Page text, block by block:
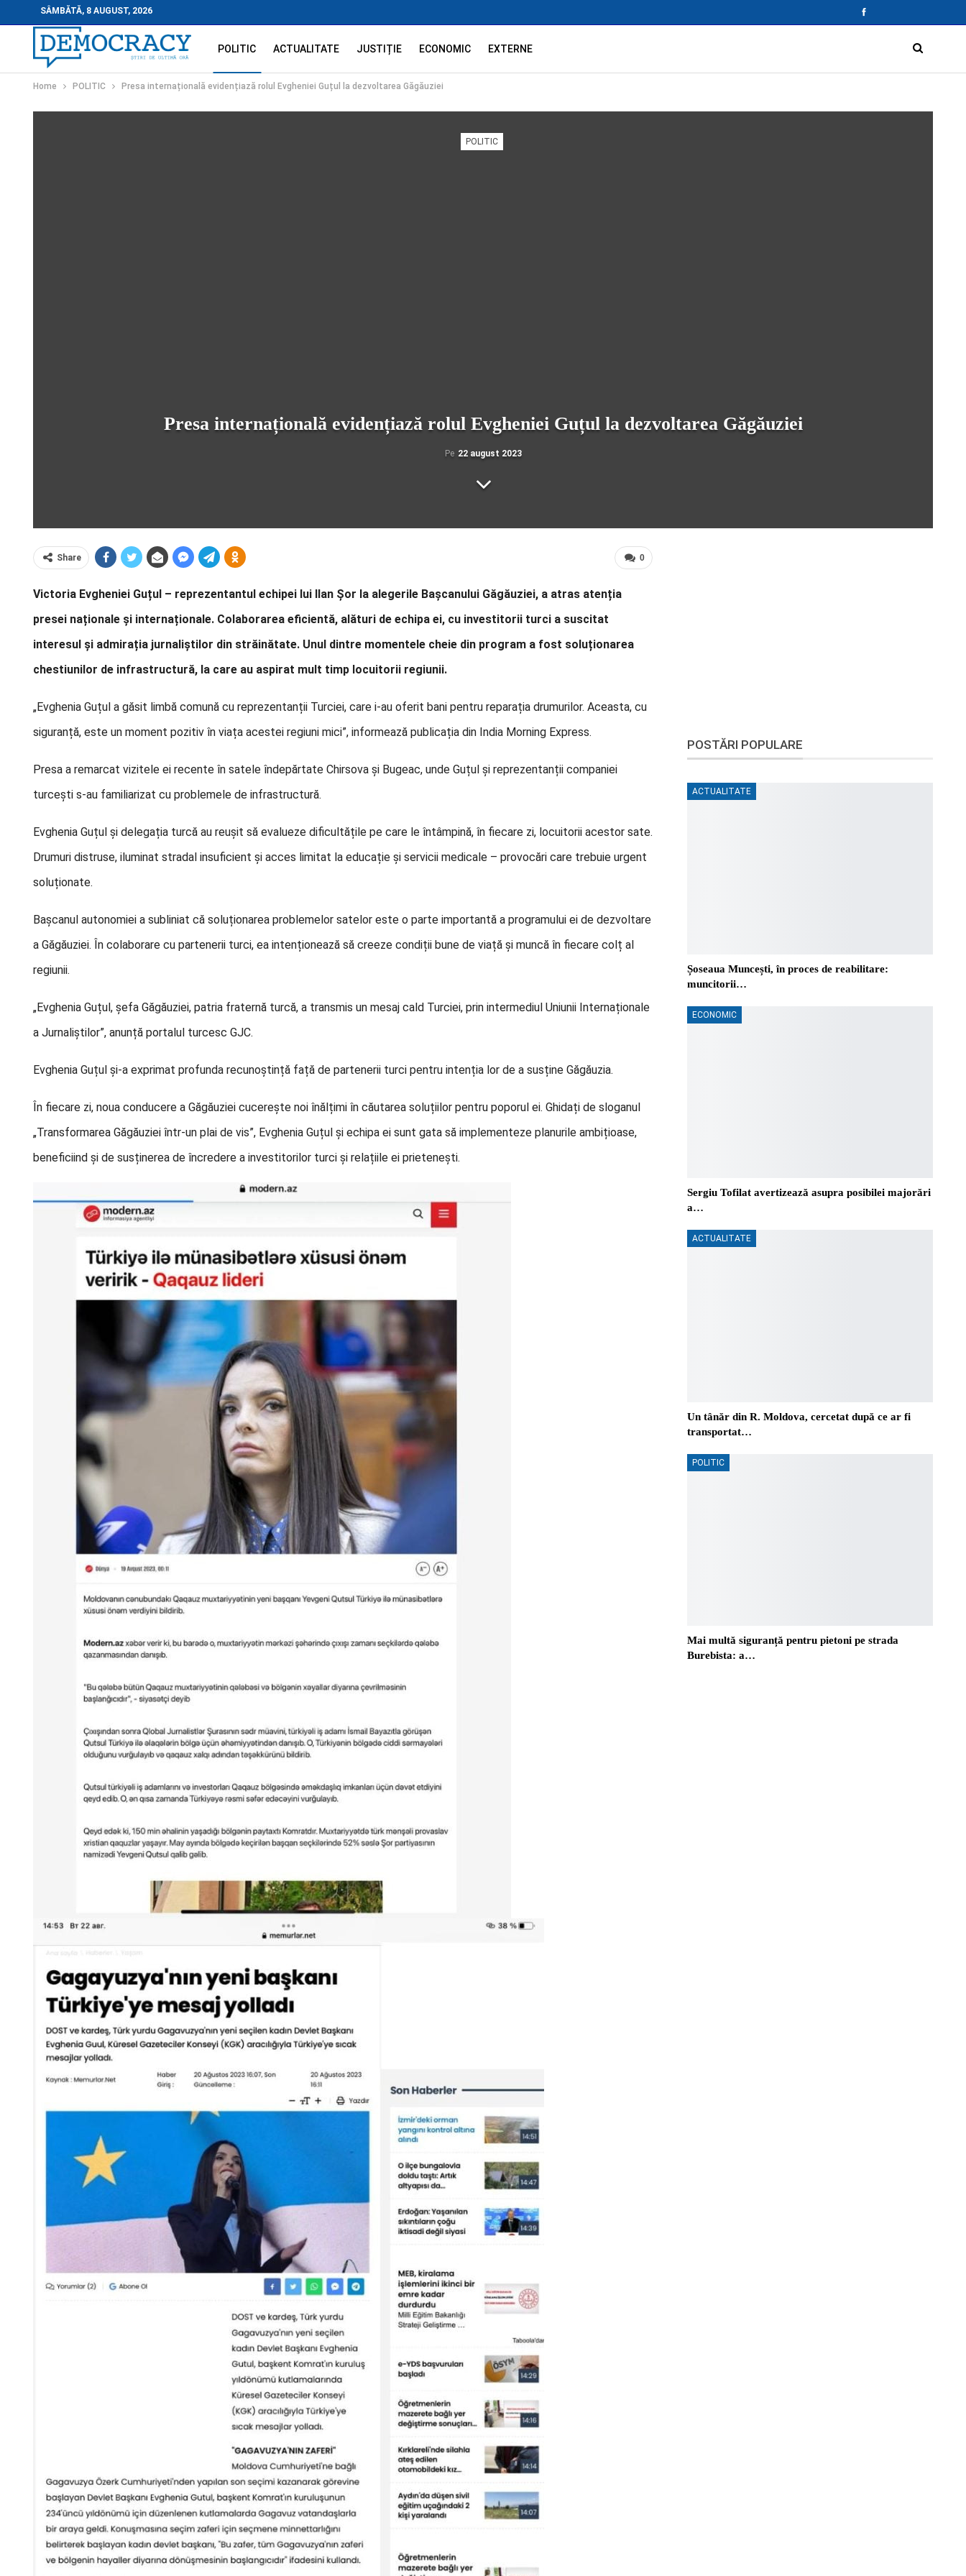
SÂMBĂTĂ, 8 AUGUST, 2026
POLITIC ACTUALITATE JUSTIȚIE ECONOMIC EXTERNE
Home POLITIC Presa internațională evidențiază rolul Evgheniei Guțul la dezvoltarea Găgăuziei
POLITIC
Presa internațională evidențiază rolul Evgheniei Guțul la dezvoltarea Găgăuziei
Pe 22 august 2023
0
Share
Victoria Evgheniei Guțul – reprezentantul echipei lui Ilan Șor la alegerile Bașcanului Găgăuziei, a atras atenția
presei naționale și internaționale. Colaborarea eficientă, alături de echipa ei, cu investitorii turci a suscitat
interesul și admirația jurnaliștilor din străinătate. Unul dintre momentele cheie din program a fost soluționarea
chestiunilor de infrastructură, la care au aspirat mult timp locuitorii regiunii.
„Evghenia Guțul a găsit limbă comună cu reprezentanții Turciei, care i-au oferit bani pentru reparația drumurilor. Aceasta, cu
siguranță, este un moment pozitiv în viața acestei regiuni mici”, informează publicația din India Morning Express.
Presa a remarcat vizitele ei recente în satele îndepărtate Chirsova și Bugeac, unde Guțul și reprezentanții companiei
turcești s-au familiarizat cu problemele de infrastructură.
Evghenia Guțul și delegația turcă au reușit să evalueze dificultățile pe care le întâmpină, în fiecare zi, locuitorii acestor sate.
Drumuri distruse, iluminat stradal insuficient și acces limitat la educație și servicii medicale – provocări care trebuie urgent
soluționate.
Bașcanul autonomiei a subliniat că soluționarea problemelor satelor este o parte importantă a programului ei de dezvoltare
a Găgăuziei. În colaborare cu partenerii turci, ea intenționează să creeze condiții bune de viață și muncă în fiecare colț al
regiunii.
„Evghenia Guțul, șefa Găgăuziei, patria fraternă turcă, a transmis un mesaj cald Turciei, prin intermediul Uniunii Internaționale
a Jurnaliștilor”, anunță portalul turcesc GJC.
Evghenia Guțul și-a exprimat profunda recunoștință față de partenerii turci pentru intenția lor de a susține Găgăuzia.
În fiecare zi, noua conducere a Găgăuziei cucerește noi înălțimi în căutarea soluțiilor pentru poporul ei. Ghidați de sloganul
„Transformarea Găgăuziei într-un plai de vis”, Evghenia Guțul și echipa ei sunt gata să implementeze planurile ambițioase,
beneficiind și de susținerea de încredere a investitorilor turci și relațiile ei prietenești.
POSTĂRI POPULARE
ACTUALITATE
Șoseaua Muncești, în proces de reabilitare:
muncitorii…
ECONOMIC
Sergiu Tofilat avertizează asupra posibilei majorări
a…
ACTUALITATE
Un tânăr din R. Moldova, cercetat după ce ar fi
transportat…
POLITIC
Mai multă siguranță pentru pietoni pe strada
Burebista: a…